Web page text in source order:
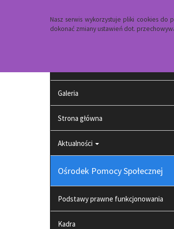
Nasz serwis wykorzystuje pliki cookies
dokonać zmiany ustawień dot.
Galeria
Strona główna
Aktualności
Ośrodek Pomocy Społecznej
Podstawy prawne funkcjonowania
Kadra